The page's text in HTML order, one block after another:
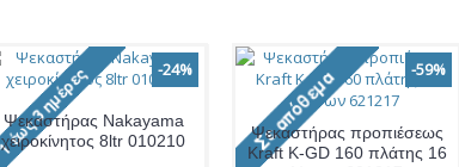
-24%
Ψεκαστήρας Nakayama
χειροκίνητος 8ltr 010210
-59%
Ψεκαστήρας προπιέσεως
Kraft K-GD 160 πλάτης 16